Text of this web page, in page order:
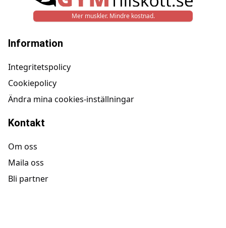
Mer muskler. Mindre kostnad.
Information
Integritetspolicy
Cookiepolicy
Ändra mina cookies-inställningar
Kontakt
Om oss
Maila oss
Bli partner